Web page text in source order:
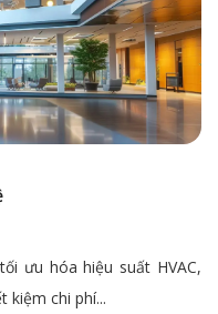
ưu hóa hiệu suất HVAC,
kiệm chi phí...